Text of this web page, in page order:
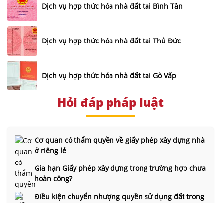
Dịch vụ hợp thức hóa nhà đất tại Bình Tân
Dịch vụ hợp thức hóa nhà đất tại Thủ Đức
Dịch vụ hợp thức hóa nhà đất tại Gò Vấp
Hỏi đáp pháp luật
Cơ quan có thẩm quyền về giấy phép xây dựng nhà
ở riêng lẻ
Gia hạn Giấy phép xây dựng trong trường hợp chưa
hoàn công?
Điều kiện chuyển nhượng quyền sử dụng đất trong